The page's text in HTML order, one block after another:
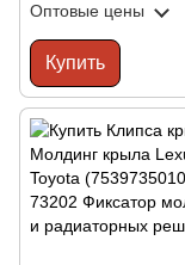
Оптовые цены
Купить